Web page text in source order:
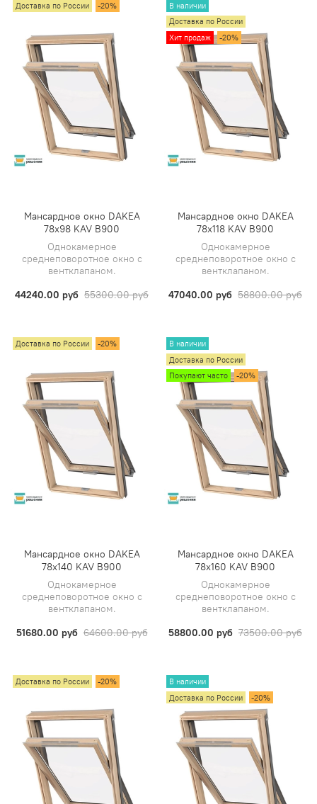
Доставка по России -20%
Мансардное окно DAKEA
78х98 KAV B900
Однокамерное
среднеповоротное окно с
вентклапаном.
44240.00 руб 55300.00 руб
В наличии
Доставка по России
Хит продаж
-20%
Мансардное окно DAKEA
78х118 KAV B900
Однокамерное
среднеповоротное окно с
вентклапаном.
47040.00 руб 58800.00 руб
Доставка по России -20%
Мансардное окно DAKEA
78х140 KAV B900
Однокамерное
среднеповоротное окно с
вентклапаном.
51680.00 руб 64600.00 руб
В наличии
Доставка по России
Покупают часто
-20%
Мансардное окно DAKEA
78х160 KAV B900
Однокамерное
среднеповоротное окно с
вентклапаном.
58800.00 руб 73500.00 руб
Доставка по России -20%
В наличии
Доставка по России
-20%